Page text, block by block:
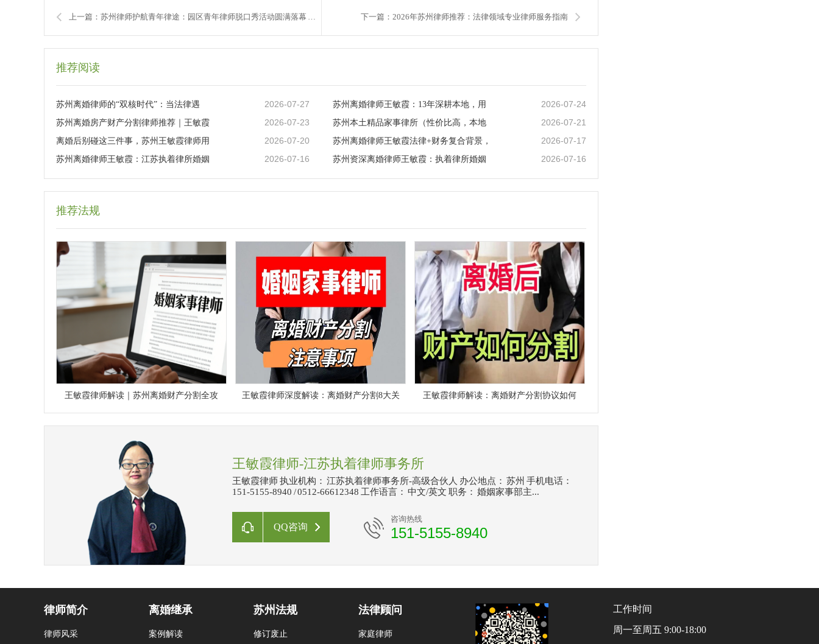
上一篇：苏州律师护航青年律途：园区青年律师脱口秀活动圆满落幕 畅聊成长共解执业困惑 下一篇：2026年苏州律师推荐：法律领域专业律师服务指南
推荐阅读
苏州离婚律师的“双核时代”：当法律遇 2026-07-27 苏州离婚律师王敏霞：13年深耕本地，用 2026-07-24
苏州离婚房产财产分割律师推荐｜王敏霞 2026-07-23 苏州本土精品家事律所（性价比高，本地 2026-07-21
离婚后别碰这三件事，苏州王敏霞律师用 2026-07-20 苏州离婚律师王敏霞法律+财务复合背景， 2026-07-17
苏州离婚律师王敏霞：江苏执着律所婚姻 2026-07-16 苏州资深离婚律师王敏霞：执着律所婚姻 2026-07-16
推荐法规
王敏霞律师解读｜苏州离婚财产分割全攻 王敏霞律师深度解读：离婚财产分割8大关 王敏霞律师解读：离婚财产分割协议如何
王敏霞律师-江苏执着律师事务所
王敏霞律师 执业机构： 江苏执着律师事务所-高级合伙人 办公地点： 苏州 手机电话：
151-5155-8940 / 0512-66612348 工作语言： 中文/英文 职务： 婚姻家事部主...
QQ咨询
咨询热线
151-5155-8940
律师简介
律师风采
离婚继承
案例解读
苏州法规
修订废止
法律顾问
家庭律师
工作时间
周一至周五 9:00-18:00